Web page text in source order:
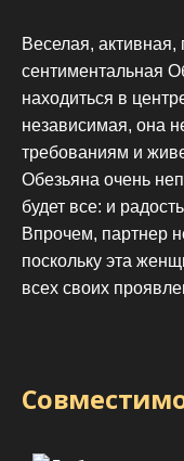
Веселая, активная,
сентиментальная
находиться в
независимая, она
требованиям и
Обезьяна очень
будет все: и
Впрочем, партнер
поскольку эта
всех своих